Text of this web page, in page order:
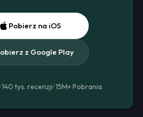
Pobierz na iOS
z Google Play
•140 tys. recenzji•15M+Pobrania